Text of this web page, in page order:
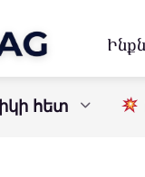
հետ